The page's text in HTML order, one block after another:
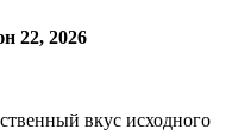
22, 2026
вкус исходного